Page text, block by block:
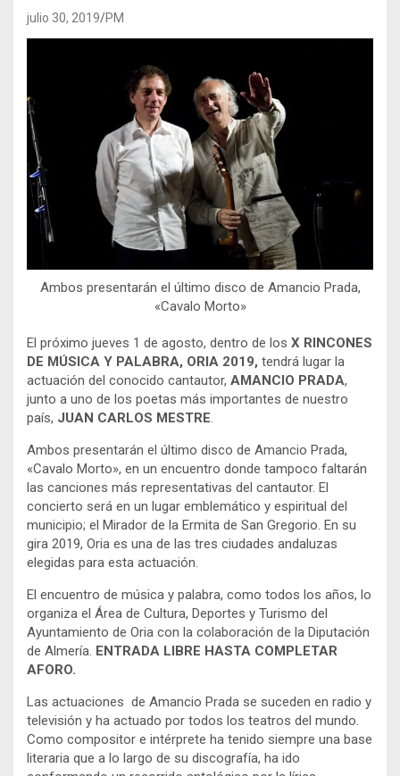
julio 30, 2019 PM
Ambos presentarán el último disco de Amancio Prada,
«Cavalo Morto»
El próximo jueves 1 de agosto, dentro de los X RINCONES
DE MÚSICA Y PALABRA, ORIA 2019, tendrá lugar la
actuación del conocido cantautor, AMANCIO PRADA,
junto a uno de los poetas más importantes de nuestro
país, JUAN CARLOS MESTRE.
Ambos presentarán el último disco de Amancio Prada,
«Cavalo Morto», en un encuentro donde tampoco faltarán
las canciones más representativas del cantautor. El
concierto será en un lugar emblemático y espiritual del
municipio; el Mirador de la Ermita de San Gregorio. En su
gira 2019, Oria es una de las tres ciudades andaluzas
elegidas para esta actuación.
El encuentro de música y palabra, como todos los años, lo
organiza el Área de Cultura, Deportes y Turismo del
Ayuntamiento de Oria con la colaboración de la Diputación
de Almería. ENTRADA LIBRE HASTA COMPLETAR
AFORO.
Las actuaciones de Amancio Prada se suceden en radio y
televisión y ha actuado por todos los teatros del mundo.
Como compositor e intérprete ha tenido siempre una base
literaria que a lo largo de su discografía, ha ido